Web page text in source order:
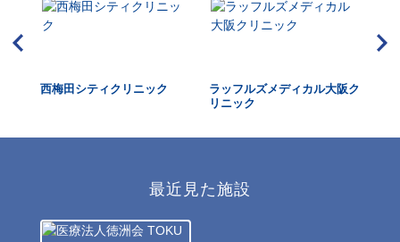
西梅田シティクリニック
ラッフルズメディカル大阪ク
リニック
最近見た施設